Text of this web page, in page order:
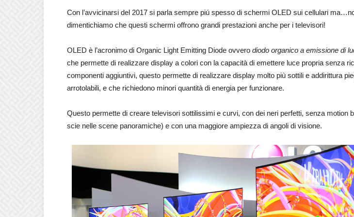
Con l’avvicinarsi del 2017 si parla sempre piú spesso di schermi OLED sui cellulari
dimentichiamo che questi schermi offrono grandi prestazioni anche per i televisori!
OLED è l’acronimo di Organic Light Emitting Diode ovvero diodo organico a emissione di
che permette di realizzare display a colori con la capacità di emettere luce propria senza
componenti aggiuntivi, questo permette di realizzare display molto più sottili e addirittura
arrotolabili, e che richiedono minori quantità di energia per funzionare.
Questo permette di creare televisori sottilissimi e curvi, con dei neri perfetti, senza motion
scie nelle scene panoramiche) e con una maggiore ampiezza di angoli di visione.